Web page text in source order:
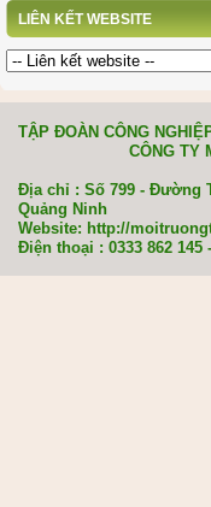
LIÊN KẾT WEBSITE
TẬP ĐOÀN CÔNG
CÔNG TY MÔI
Địa chỉ : Số 799 - Đường
Quảng Ninh
Website: http://
Điện thoại : 0333 862 145